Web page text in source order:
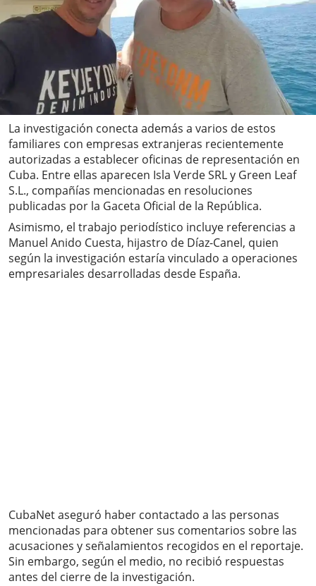
La investigación conecta además a varios de estos
familiares con empresas extranjeras recientemente
autorizadas a establecer oficinas de representación en
Cuba. Entre ellas aparecen Isla Verde SRL y Green Leaf
S.L., compañías mencionadas en resoluciones
publicadas por la Gaceta Oficial de la República.
Asimismo, el trabajo periodístico incluye referencias a
Manuel Anido Cuesta, hijastro de Díaz-Canel, quien
según la investigación estaría vinculado a operaciones
empresariales desarrolladas desde España.
CubaNet aseguró haber contactado a las personas
mencionadas para obtener sus comentarios sobre las
acusaciones y señalamientos recogidos en el reportaje.
Sin embargo, según el medio, no recibió respuestas
antes del cierre de la investigación.